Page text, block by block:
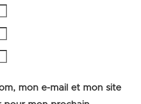
mon e-mail et mon site